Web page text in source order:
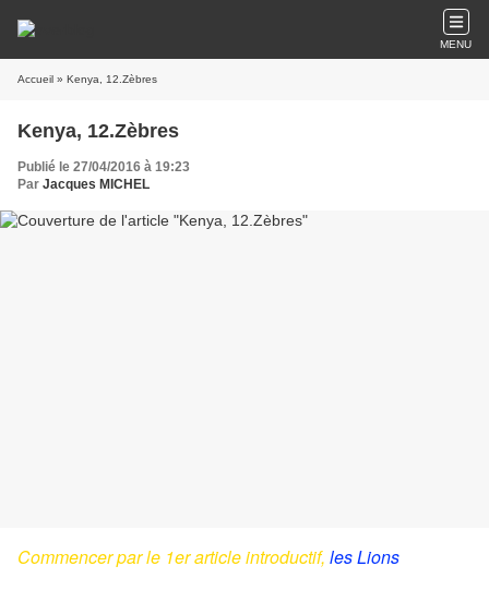
MENU
Accueil » Kenya, 12.Zèbres
Kenya, 12.Zèbres
Publié le 27/04/2016 à 19:23
Par Jacques MICHEL
Commencer par le 1er article introductif, les Lions